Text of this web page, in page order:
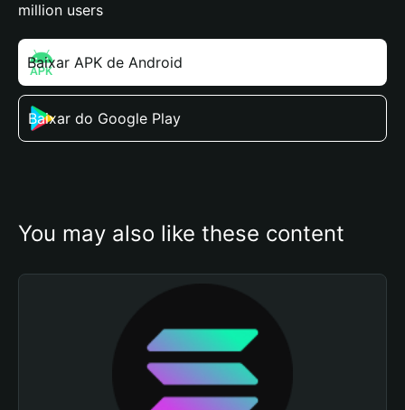
million users
Baixar APK de Android
Baixar do Google Play
You may also like these content